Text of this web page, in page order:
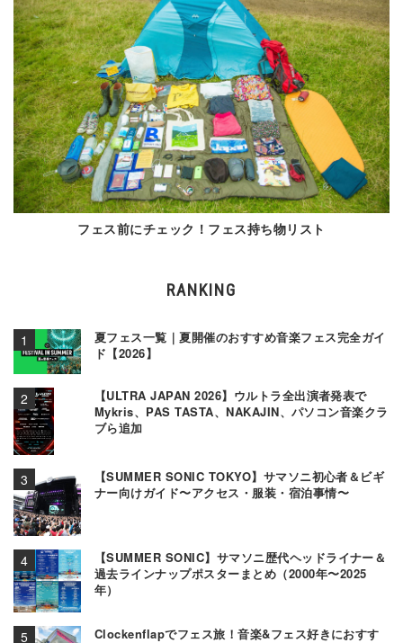
フェス前にチェック！フェス持ち物リスト
RANKING
夏フェス一覧｜夏開催のおすすめ音楽フェス完全ガイ
ド【2026】
【ULTRA JAPAN 2026】ウルトラ全出演者発表で
Mykris、PAS TASTA、NAKAJIN、パソコン音楽クラ
ブら追加
【SUMMER SONIC TOKYO】サマソニ初心者＆ビギ
ナー向けガイド〜アクセス・服装・宿泊事情〜
【SUMMER SONIC】サマソニ歴代ヘッドライナー＆
過去ラインナップポスターまとめ（2000年〜2025
年）
Clockenflapでフェス旅！音楽&フェス好きにおすす